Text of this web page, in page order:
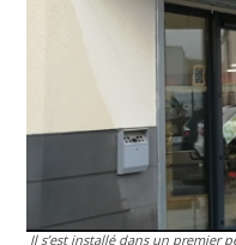
Il s’est installé dans un premier